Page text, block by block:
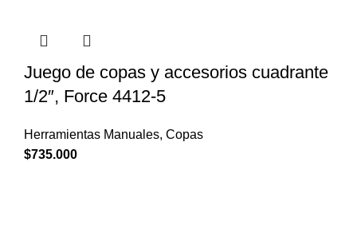
Juego de copas y accesorios cuadrante
1/2″, Force 4412-5
Herramientas Manuales, Copas
$735.000